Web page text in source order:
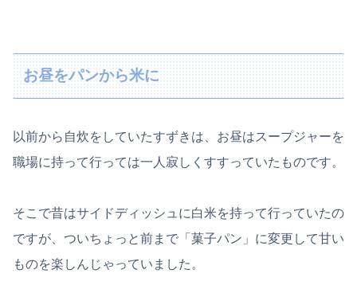
お昼をパンから米に
以前から自炊をしていたすずきは、お昼はスープジャーを
職場に持って行っては一人寂しくすすっていたものです。
そこで昔はサイドディッシュに白米を持って行っていたの
ですが、ついちょっと前まで「菓子パン」に変更して甘い
ものを楽しんじゃっていました。